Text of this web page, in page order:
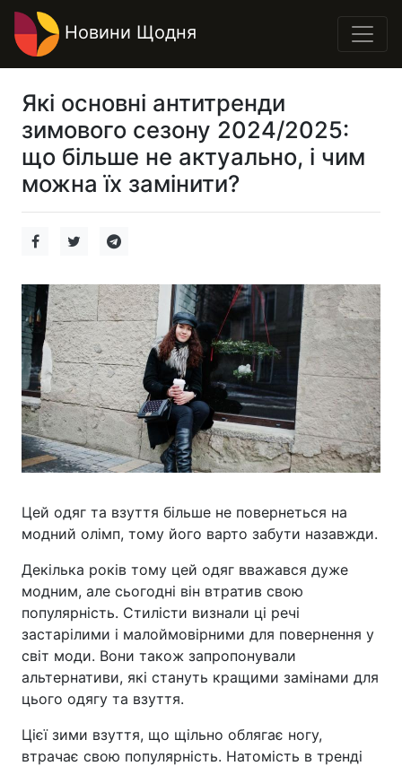
Новини Щодня
Які основні антитренди
зимового сезону 2024/2025:
що більше не актуально, і чим
можна їх замінити?
Цей одяг та взуття більше не повернеться на
модний олімп, тому його варто забути назавжди.
Декілька років тому цей одяг вважався дуже
модним, але сьогодні він втратив свою
популярність. Стилісти визнали ці речі
застарілими і малоймовірними для повернення у
світ моди. Вони також запропонували
альтернативи, які стануть кращими замінами для
цього одягу та взуття.
Цієї зими взуття, що щільно облягає ногу,
втрачає свою популярність. Натомість в тренді